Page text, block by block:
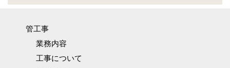
管工事
業務内容
工事について